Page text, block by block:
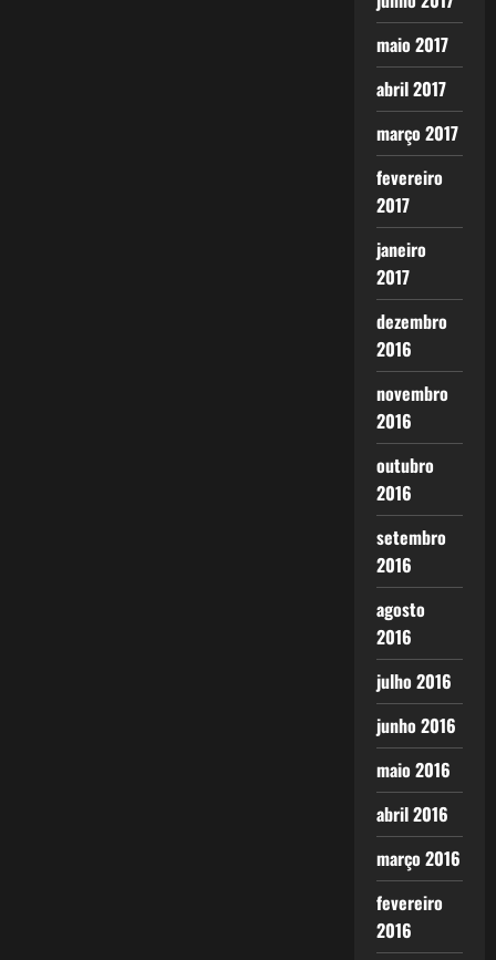
maio 2017
abril 2017
março 2017
fevereiro
2017
janeiro
2017
dezembro
2016
novembro
2016
outubro
2016
setembro
2016
agosto
2016
julho 2016
junho 2016
maio 2016
abril 2016
março 2016
fevereiro
2016